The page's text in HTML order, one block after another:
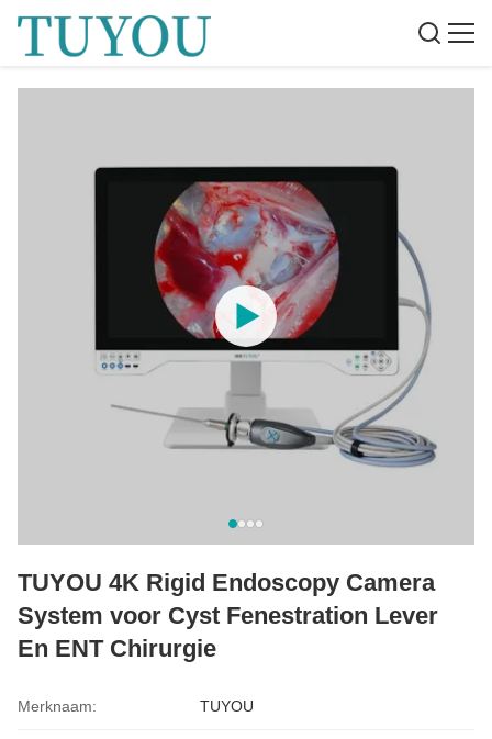
TUYOU 4K Rigid Endoscopy Camera
System voor Cyst Fenestration Lever
En ENT Chirurgie
Merknaam: TUYOU